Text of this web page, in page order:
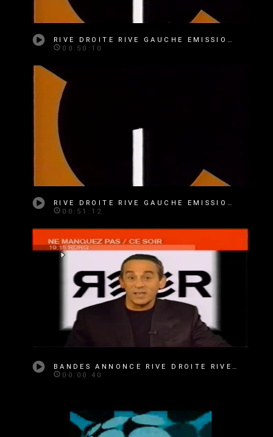
RIVE DROITE RIVE GAUCHE EMISSION 230
00:50:10
RIVE DROITE RIVE GAUCHE EMISSION 161
00:51:12
00:00:40